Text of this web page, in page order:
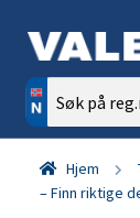
Søk
etter:
Hjem
– Finn riktige